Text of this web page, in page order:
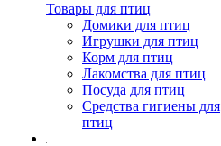
Товары для птиц
Домики для птиц
Игрушки для птиц
Корм для птиц
Лакомства для птиц
Посуда для птиц
Средства гигиены для
птиц